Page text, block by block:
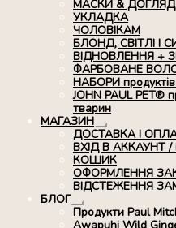
МАСКИ & ДОГЛЯД
УКЛАДКА
ЧОЛОВІКАМ
БЛОНД, СВІТЛІ І
ВІДНОВЛЕННЯ +
ФАРБОВАНЕ
НАБОРИ продуктів
JOHN PAUL PET®
тварин
МАГАЗИН
Розгорнуте
вкладене
меню
ДОСТАВКА І
ВХІД В АККАУНТ /
КОШИК
ОФОРМЛЕННЯ
ВІДСТЕЖЕННЯ
БЛОГ
Розгорнуте
вкладене
Продукти Paul